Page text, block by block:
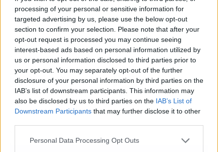
processing of your personal or sensitive information for
targeted advertising by us, please use the below opt-out
section to confirm your selection. Please note that after your
opt-out request is processed you may continue seeing
interest-based ads based on personal information utilized by
us or personal information disclosed to third parties prior to
your opt-out. You may separately opt-out of the further
disclosure of your personal information by third parties on the
IAB’s list of downstream participants. This information may
also be disclosed by us to third parties on the IAB’s List of
Downstream Participants that may further disclose it to other
Personal Data Processing Opt Outs
Fuente Comunicae
Artículo anterior
BAT celebra el Día
Internacional de la Mujer
con más de un 40% de
mujeres en puestos
Artículo siguiente
Iwantpro nombra a
Jaime Arcas Team
Leader del área de
Perfiles de Ingeniería